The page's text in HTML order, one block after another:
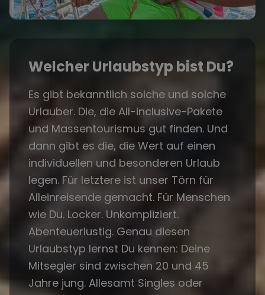
Welcher Urlaubstyp bist Du?
Es gibt bekanntlich solche und solche
Urlauber. Die, die All-inclusive-Pakete
und Massentourismus gut finden. Und
dann gibt es die, die Wert auf einen
individuellen und besonderen Urlaub
legen. Für letztere ist unser Törn für
Alleinreisende gemacht. Für Menschen
wie Du. Locker. Unkompliziert.
Abenteuerlustig. Genau diesen
Urlaubstyp lernst Du kennen: Deine
Mitsegler sind zwischen 20 und 45
Jahre jung. Allesamt Singles oder